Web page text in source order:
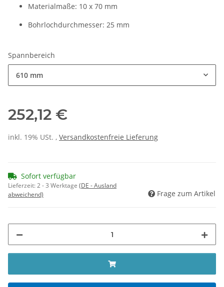
Materialmaße: 10 x 70 mm
Bohrlochdurchmesser: 25 mm
Spannbereich
610 mm
252,12 €
inkl. 19% USt. , Versandkostenfreie Lieferung
Sofort verfügbar
Lieferzeit:2 - 3 Werktage (DE - Ausland
abweichend)
Frage zum Artikel